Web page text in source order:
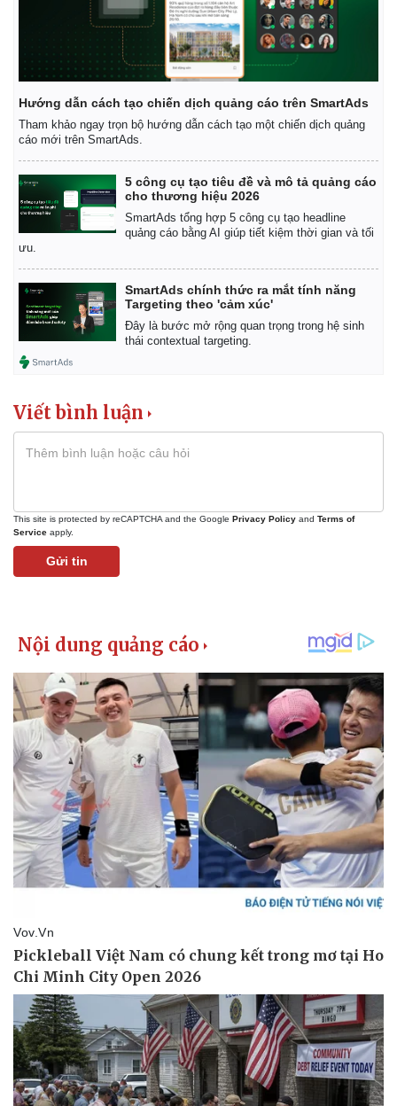
Kinh tế
Bất động sản
Khởi nghiệp
Thị trường
Giá vàng
Tiêu dùng
Tỷ giá
Giá cà phê
Pháp luật
Vụ án
Tin nóng
Quân sự - Quốc phòng
Vũ khí
Việt Nam
Phân tích
Hướng dẫn cách tạo chiến dịch quảng cáo trên SmartAds
Tham khảo ngay trọn bộ hướng dẫn cách tạo một chiến dịch quảng
cáo mới trên SmartAds.
5 công cụ tạo tiêu đề và mô tả quảng cáo
cho thương hiệu 2026
SmartAds tổng hợp 5 công cụ tạo headline
quảng cáo bằng AI giúp tiết kiệm thời gian và tối
ưu.
SmartAds chính thức ra mắt tính năng
Targeting theo 'cảm xúc'
Đây là bước mở rộng quan trọng trong hệ sinh
thái contextual targeting.
Viết bình luận
This site is protected by reCAPTCHA and the Google Privacy Policy and Terms of
Service apply.
Gửi tin